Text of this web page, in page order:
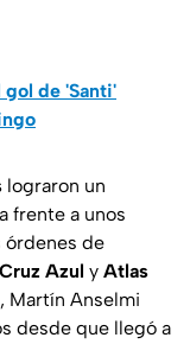
gol de 'Santi'
lograron un
frente a unos
órdenes de
Cruz Azul y Atlas
Martín Anselmi
desde que llegó a